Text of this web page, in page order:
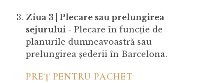
Ziua 3 | Plecare sau prelungirea
sejurului - Plecare în funcție de
planurile dumneavoastră sau
prelungirea șederii în Barcelona.
PREȚ PENTRU PACHET